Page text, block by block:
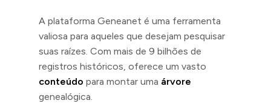
A plataforma Geneanet é uma ferramenta
valiosa para aqueles que desejam pesquisar
suas raízes. Com mais de 9 bilhões de
registros históricos, oferece um vasto
conteúdo para montar uma árvore
genealógica.